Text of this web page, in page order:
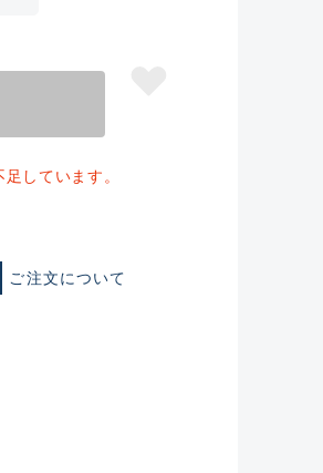
しています。
ご注文について